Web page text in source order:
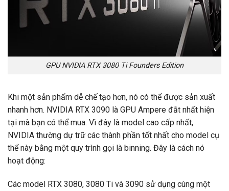
GPU NVIDIA RTX 3080 Ti Founders Edition
Khi một sản phẩm dễ chế tạo hơn, nó có thể được sản xuất
nhanh hơn. NVIDIA RTX 3090 là GPU Ampere đắt nhất hiện
tại mà bạn có thể mua. Vì đây là model cao cấp nhất,
NVIDIA thường dự trữ các thành phần tốt nhất cho model cụ
thể này bằng một quy trình gọi là binning. Đây là cách nó
hoạt động:
Các model RTX 3080, 3080 Ti và 3090 sử dụng cùng một